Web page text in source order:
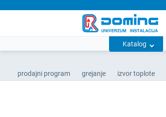
Katalog
prodajni program grejanje izvor toplote